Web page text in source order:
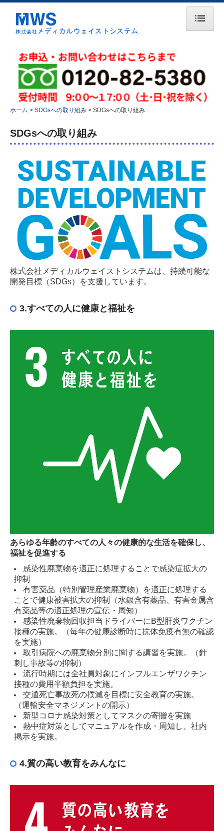
会社案内
理念・方針
会社概要
アクセス
許可一覧
表彰
事業案内
医療廃棄物
産業廃棄物
機密処理
試薬・薬品
太陽光パネル
電池
その他
運搬車両
SDGsへの取り組み
運輸安全マネジメント
お問い合わせ・お見積り
ホーム SDGsへの取り組み SDGsへの取り組み
SDGsへの取り組み
株式会社メディカルウェイストシステムは、持続可能な
開発目標（SDGs）を支援しています。
3.すべての人に健康と福祉を
あらゆる年齢のすべての人々の健康的な生活を確保し、
福祉を促進する
感染性廃棄物を適正に処理することで感染症拡大の
抑制
有害薬品（特別管理産業廃棄物）を適正に処理する
ことで健康被害拡大の抑制（水銀含有薬品、有害金属含
有薬品等の適正処理の宣伝・周知）
感染性廃棄物回収担当ドライバーにB型肝炎ワクチン
接種の実施。（毎年の健康診断時に抗体免疫有無の確認
を実施）
取引病院への廃棄物分別に関する講習を実施。（針
刺し事故等の抑制）
流行時期には全社員対象にインフルエンザワクチン
接種の費用半額負担を実施。
交通死亡事故死の撲滅を目標に安全教育の実施。
（運輸安全マネジメントの開示）
新型コロナ感染対策としてマスクの寄贈を実施
熱中症対策としてマニュアルを作成・周知し、社内
掲示を実施。
4.質の高い教育をみんなに